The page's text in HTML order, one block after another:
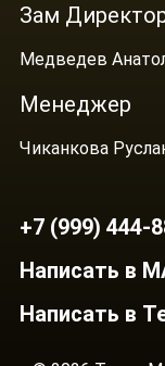
Зам
Медведев
Менеджер
Чиканкова
+7 (999) 444-
Написать в
Написать в